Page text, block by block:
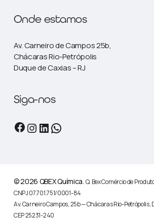
Onde estamos
Av. Carneiro de Campos 25b,
Chácaras Rio-Petrópolis
Duque de Caxias – RJ
Siga-nos
Facebook
Instagram
LinkedIn
© 2026 QBEX Química. Q. Bex Comércio de
CNPJ 07.701.751/0001-84
Av. Carneiro Campos, 25b — Chácaras Rio-Petrópolis,
CEP 25231-240